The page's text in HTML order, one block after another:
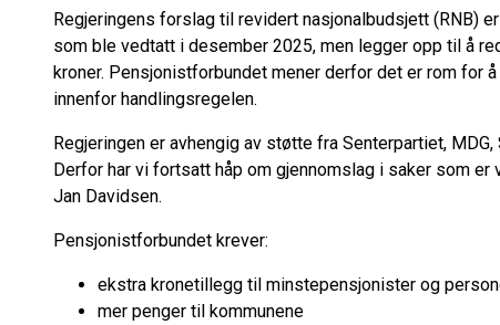
Regjeringens forslag til revidert nasjonalbudsjett (RNB)
som ble vedtatt i desember 2025, men legger opp til å
kroner. Pensjonistforbundet mener derfor det er rom for
innenfor handlingsregelen.
Regjeringen er avhengig av støtte fra Senterpartiet,
Derfor har vi fortsatt håp om gjennomslag i saker som
Jan Davidsen.
Pensjonistforbundet krever:
ekstra kronetillegg til minstepensjonister og
mer penger til kommunene